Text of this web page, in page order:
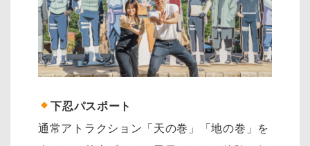
下忍パスポート
通常アトラクション「天の巻」「地の巻」を